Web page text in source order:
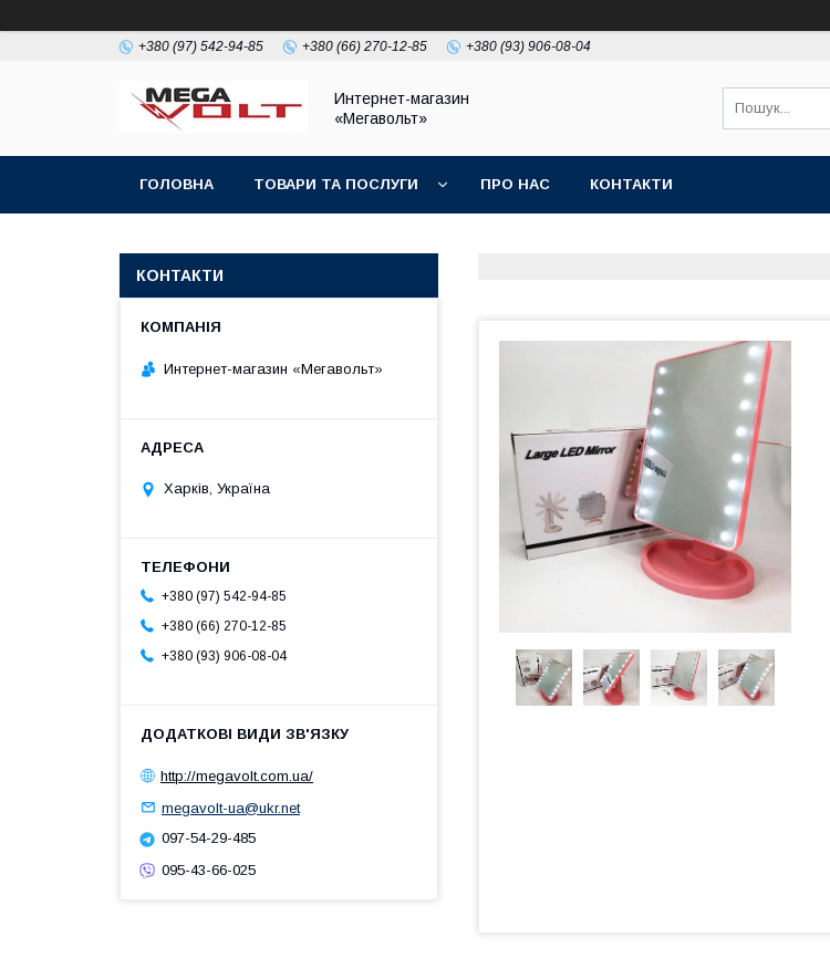
+380 (97) 542-94-85 +380 (66) 270-12-85 +380 (93) 906-08-04
Интернет-магазин
«Мегавольт»
ГОЛОВНА ТОВАРИ ТА ПОСЛУГИ ПРО НАС КОНТАКТИ
КОНТАКТИ
Интернет-магазин «Мегавольт»
Харків, Україна
+380 (97) 542-94-85
+380 (66) 270-12-85
+380 (93) 906-08-04
http://megavolt.com.ua/
megavolt-ua@ukr.net
097-54-29-485
095-43-66-025